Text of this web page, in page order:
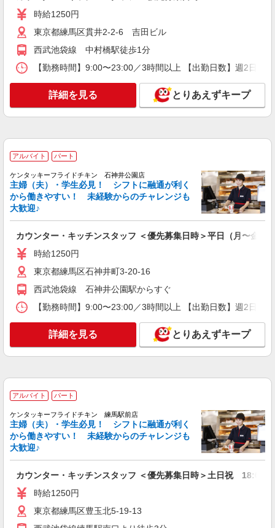
アルバイト パート
カウンター・キッチンスタッフ ＜優先募集日
時＞土日祝 9:00〜14:00
時給1250円
東京都練馬区東大泉1-37-12
アルバイト パート
カウンター・キッチンスタッフ ＜優先募集日
時＞土日祝 フルタイム
時給1250円 土日祝祭日時給1250円 ＜高校生＞
東京都練馬区光が丘5-1-1
キープ
アルバイト パート
SOMPOケア ラヴィーレ 鷺ノ宮
調理・食器洗浄・発注
時給1290円〜1440円 ※経験等による ★早朝時
給（5:00〜8:00）時給＋100円 ★希望収入があり
東京都練馬区中村南3丁目23-11
アルバイト パート
コンパスグループ・ジャパン株式会社 39188_p
調理師【アルバイト・パート】
分単位で別途支給します。
くらら中村橋 （東京都練馬区中村3-40-4 く
時給1250円
東京都練馬区貫井2-2-6 吉田ビル
西武池袋線 中村橋駅徒歩1分
【勤務時間】9:00〜23:00／3時間以上 【出勤日数】週2日
詳細を見る とりあえずキープ
アルバイト パート
ケンタッキーフライドチキン 石神井公園店
主婦（夫）・学生必見！ シフトに融通が利く
から働きやすい！ 未経験からのチャレンジも
大歓迎♪
カウンター・キッチンスタッフ ＜優先募集日時＞平日（月〜金
時給1250円
東京都練馬区石神井町3-20-16
西武池袋線 石神井公園駅からすぐ
【勤務時間】9:00〜23:00／3時間以上 【出勤日数】週2日
詳細を見る とりあえずキープ
アルバイト パート
ケンタッキーフライドチキン 練馬駅前店
主婦（夫）・学生必見！ シフトに融通が利く
から働きやすい！ 未経験からのチャレンジも
大歓迎♪
カウンター・キッチンスタッフ ＜優先募集日時＞土日祝 18:00
時給1250円
東京都練馬区豊玉北5-19-13